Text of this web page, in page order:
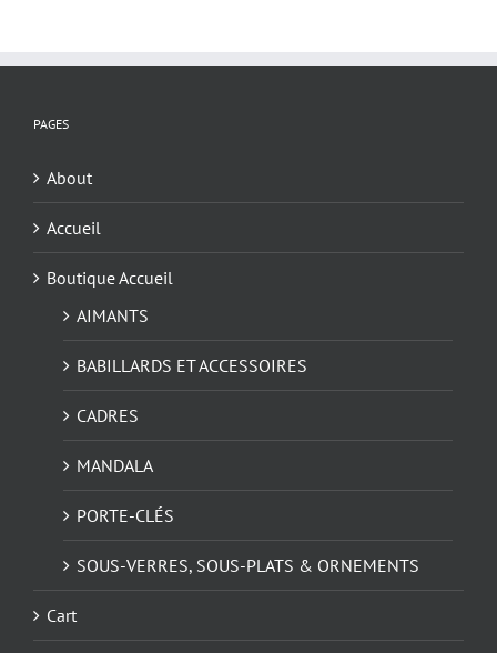
PAGES
About
Accueil
Boutique Accueil
AIMANTS
BABILLARDS ET ACCESSOIRES
CADRES
MANDALA
PORTE-CLÉS
SOUS-VERRES, SOUS-PLATS & ORNEMENTS
Cart